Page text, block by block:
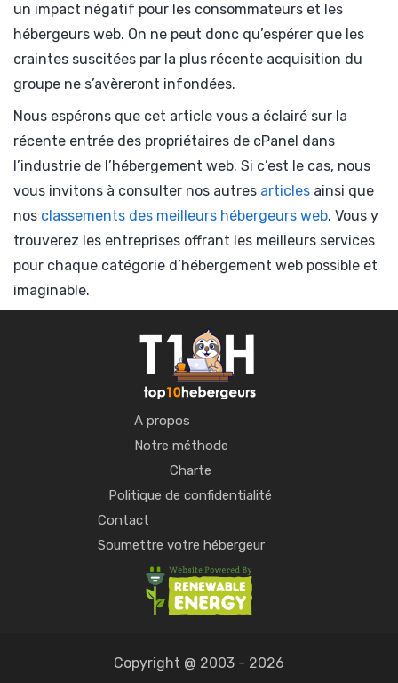
un impact négatif pour les consommateurs et les
hébergeurs web. On ne peut donc qu’espérer que les
craintes suscitées par la plus récente acquisition du
groupe ne s’avèreront infondées.
Nous espérons que cet article vous a éclairé sur la
récente entrée des propriétaires de cPanel dans
l’industrie de l’hébergement web. Si c’est le cas, nous
vous invitons à consulter nos autres articles ainsi que
nos classements des meilleurs hébergeurs web. Vous y
trouverez les entreprises offrant les meilleurs services
pour chaque catégorie d’hébergement web possible et
imaginable.
A propos
Notre méthode
Charte
Politique de confidentialité
Contact
Soumettre votre hébergeur
Copyright @ 2003 - 2026